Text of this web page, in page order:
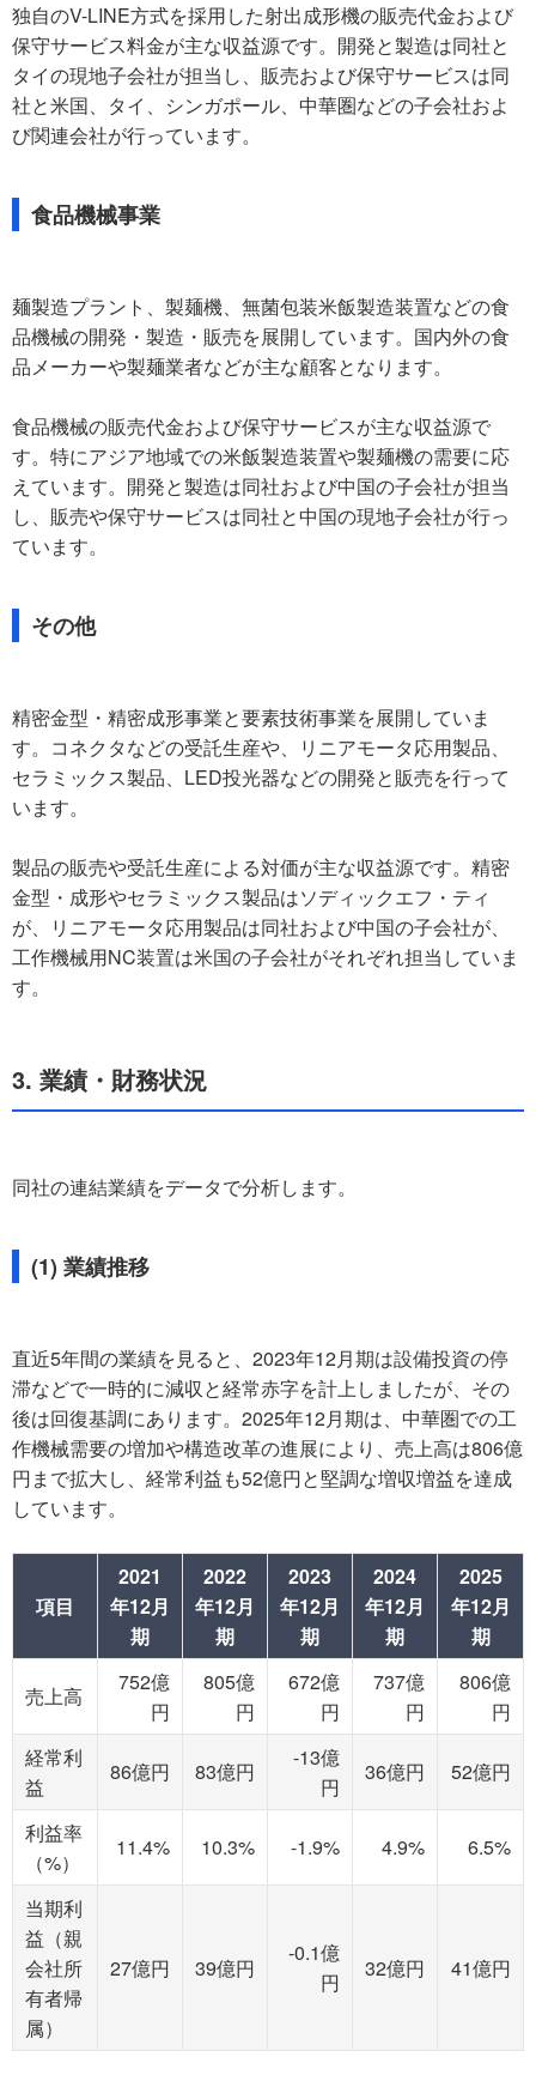
独自のV-LINE方式を採用した射出成形機の販売代金および
保守サービス料金が主な収益源です。開発と製造は同社と
タイの現地子会社が担当し、販売および保守サービスは同
社と米国、タイ、シンガポール、中華圏などの子会社およ
び関連会社が行っています。
食品機械事業
麺製造プラント、製麺機、無菌包装米飯製造装置などの食
品機械の開発・製造・販売を展開しています。国内外の食
品メーカーや製麺業者などが主な顧客となります。
食品機械の販売代金および保守サービスが主な収益源で
す。特にアジア地域での米飯製造装置や製麺機の需要に応
えています。開発と製造は同社および中国の子会社が担当
し、販売や保守サービスは同社と中国の現地子会社が行っ
ています。
その他
精密金型・精密成形事業と要素技術事業を展開していま
す。コネクタなどの受託生産や、リニアモータ応用製品、
セラミックス製品、LED投光器などの開発と販売を行って
います。
製品の販売や受託生産による対価が主な収益源です。精密
金型・成形やセラミックス製品はソディックエフ・ティ
が、リニアモータ応用製品は同社および中国の子会社が、
工作機械用NC装置は米国の子会社がそれぞれ担当していま
す。
3. 業績・財務状況
同社の連結業績をデータで分析します。
(1) 業績推移
直近5年間の業績を見ると、2023年12月期は設備投資の停
滞などで一時的に減収と経常赤字を計上しましたが、その
後は回復基調にあります。2025年12月期は、中華圏での工
作機械需要の増加や構造改革の進展により、売上高は806億
円まで拡大し、経常利益も52億円と堅調な増収増益を達成
しています。
項目
2021
年12月
期
2022
年12月
期
2023
年12月
期
2024
年12月
期
2025
年12月
期
売上高
752億
円
805億
円
672億
円
737億
円
806億
円
経常利
益
86億円 83億円
-13億
円
36億円 52億円
利益率
（%）
11.4% 10.3% -1.9% 4.9% 6.5%
当期利
益（親
会社所
有者帰
属）
27億円 39億円
-0.1億
円
32億円 41億円